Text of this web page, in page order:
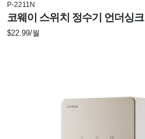
P-2211N
코웨이 스위치 정수기 언더싱크
$22.99/월